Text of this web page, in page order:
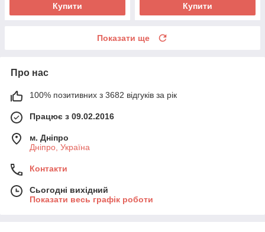
Купити Купити
Показати ще
Про нас
100% позитивних з 3682 відгуків за рік
Працює з 09.02.2016
м. Дніпро
Дніпро, Україна
Контакти
Сьогодні вихідний
Показати весь графік роботи